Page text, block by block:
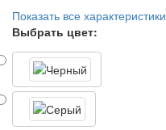
Показать все характеристики
Выбрать цвет: